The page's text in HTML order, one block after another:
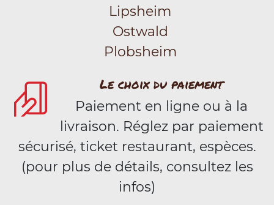
Lipsheim
Ostwald
Plobsheim
Le choix du paiement
Paiement en ligne ou à la
livraison. Réglez par paiement
sécurisé, ticket restaurant, espèces.
(pour plus de détails, consultez les
infos)